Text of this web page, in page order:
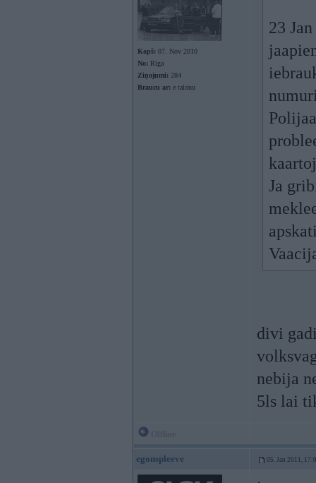
Kopš: 07. Nov 2010
No: Rīga
Ziņojumi: 284
Braucu ar: e talonu
23
Ja
divi
nebija
5ls lai
egonspleeve 05. Jan 2011,